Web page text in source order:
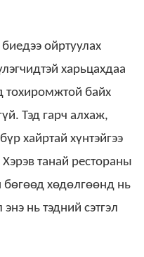
ойртуулах
харьцахдаа
тохиромжтой байх
Тэд гарч алхаж,
хайртай хүнтэйгээ
Хэрэв танай рестораны
хөдөлгөөнд нь
нь тэдний сэтгэл